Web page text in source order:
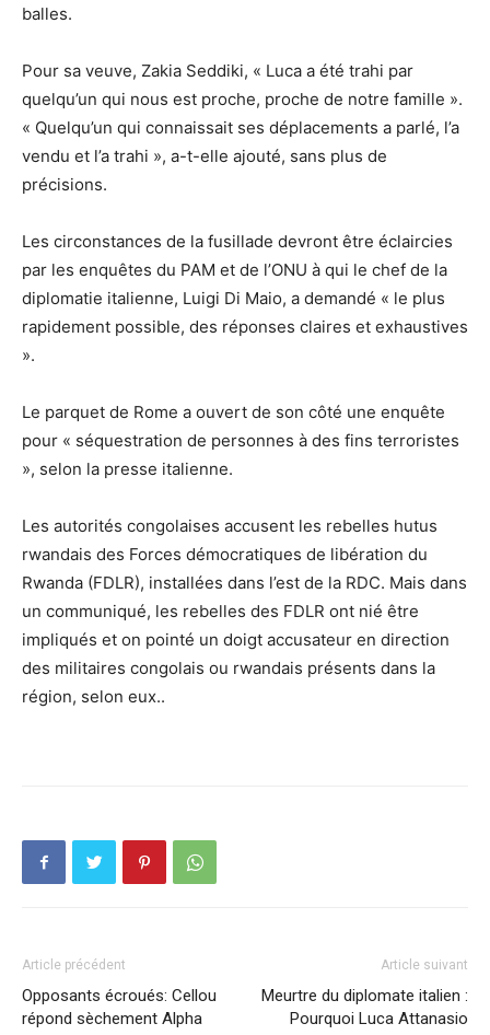
balles.
Pour sa veuve, Zakia Seddiki, « Luca a été trahi par
quelqu’un qui nous est proche, proche de notre famille ».
« Quelqu’un qui connaissait ses déplacements a parlé, l’a
vendu et l’a trahi », a-t-elle ajouté, sans plus de
précisions.
Les circonstances de la fusillade devront être éclaircies
par les enquêtes du PAM et de l’ONU à qui le chef de la
diplomatie italienne, Luigi Di Maio, a demandé « le plus
rapidement possible, des réponses claires et exhaustives
».
Le parquet de Rome a ouvert de son côté une enquête
pour « séquestration de personnes à des fins terroristes
», selon la presse italienne.
Les autorités congolaises accusent les rebelles hutus
rwandais des Forces démocratiques de libération du
Rwanda (FDLR), installées dans l’est de la RDC. Mais dans
un communiqué, les rebelles des FDLR ont nié être
impliqués et on pointé un doigt accusateur en direction
des militaires congolais ou rwandais présents dans la
région, selon eux..
Article précédent
Opposants écroués: Cellou
répond sèchement Alpha
Article suivant
Meurtre du diplomate italien :
Pourquoi Luca Attanasio